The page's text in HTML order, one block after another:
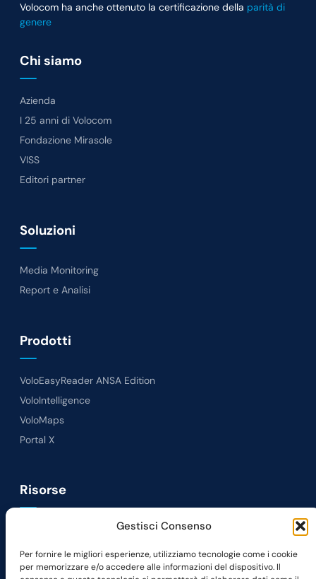
Gestisci Consenso
Per fornire le migliori esperienze, utilizziamo tecnologie come i cookie
per memorizzare e/o accedere alle informazioni del dispositivo. Il
Volocom ha anche ottenuto la certificazione della parità di
genere
Chi siamo
Azienda
I 25 anni di Volocom
Fondazione Mirasole
VISS
Editori partner
Soluzioni
Media Monitoring
Report e Analisi
Prodotti
VoloEasyReader ANSA Edition
VoloIntelligence
VoloMaps
Portal X
Risorse
Lavora con noi
Richiedi Demo